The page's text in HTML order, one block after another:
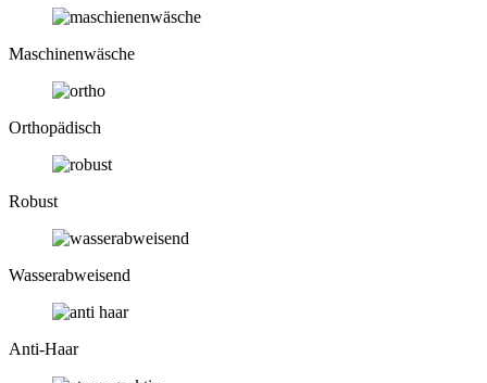
Maschinen­wäsche
Ortho­pädisch
Robust
Wasser­abweisend
Anti-Haar